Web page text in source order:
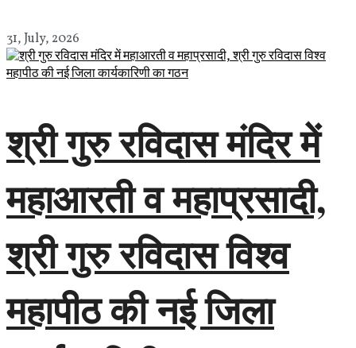
31, July, 2026
श्री गुरु रविदास मंदिर में
महाआरती व महाप्रसादी,
श्री गुरु रविदास विश्व
महापीठ की नई जिला